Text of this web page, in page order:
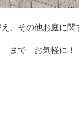
、その他お庭に関
まで お気軽に！